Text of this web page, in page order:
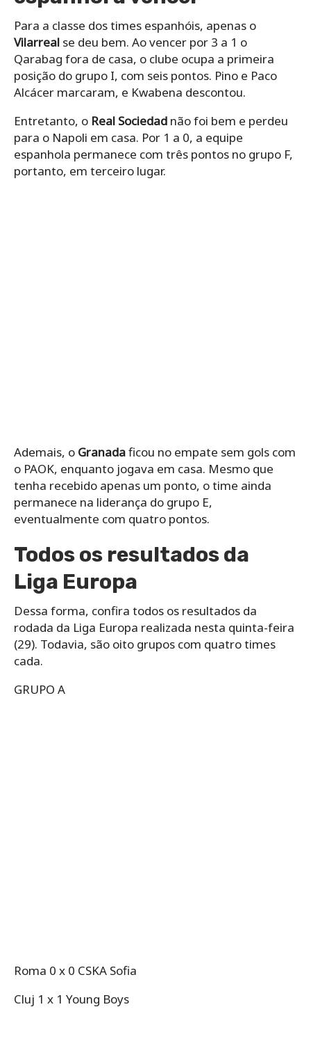
Para a classe dos times espanhóis, apenas o
Vilarreal se deu bem. Ao vencer por 3 a 1 o
Qarabag fora de casa, o clube ocupa a primeira
posição do grupo I, com seis pontos. Pino e Paco
Alcácer marcaram, e Kwabena descontou.
Entretanto, o Real Sociedad não foi bem e perdeu
para o Napoli em casa. Por 1 a 0, a equipe
espanhola permanece com três pontos no grupo F,
portanto, em terceiro lugar.
Ademais, o Granadaficou no empate sem gols com
o PAOK, enquanto jogava em casa. Mesmo que
tenha recebido apenas um ponto, o time ainda
permanece na liderança do grupo E,
eventualmente com quatro pontos.
Todos os resultados da
Liga Europa
Dessa forma, confira todos os resultados da
rodada da Liga Europa realizada nesta quinta-feira
(29). Todavia, são oito grupos com quatro times
cada.
GRUPO A
Roma 0 x 0 CSKA Sofia
Cluj 1 x 1 Young Boys